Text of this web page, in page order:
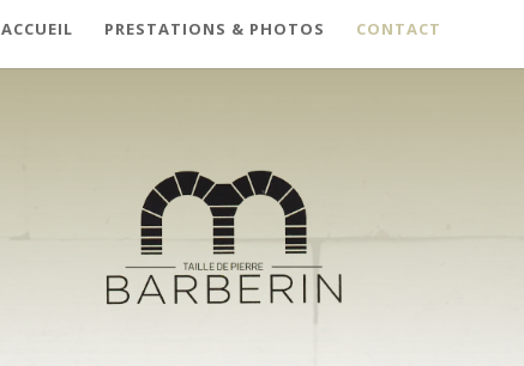
ACCUEIL PRESTATIONS & PHOTOS CONTACT